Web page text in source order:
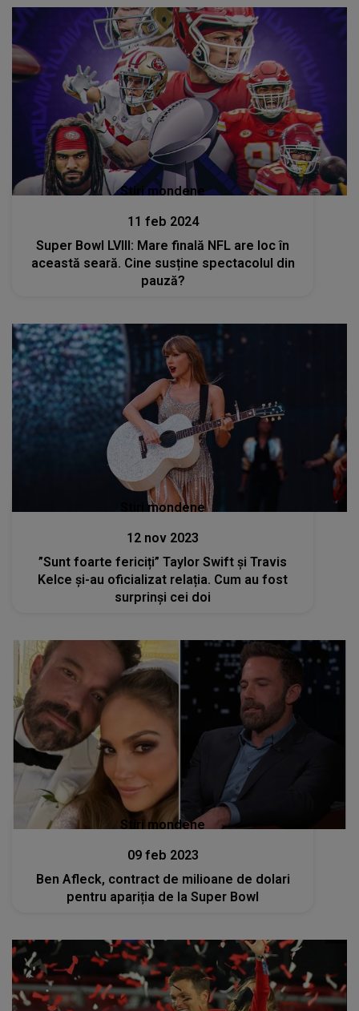
Stiri mondene
11 feb 2024
Super Bowl LVIII: Mare finală NFL are loc în
această seară. Cine susține spectacolul din
pauză?
Stiri mondene
12 nov 2023
”Sunt foarte fericiți” Taylor Swift și Travis
Kelce și-au oficializat relația. Cum au fost
surprinși cei doi
Stiri mondene
09 feb 2023
Ben Afleck, contract de milioane de dolari
pentru apariția de la Super Bowl